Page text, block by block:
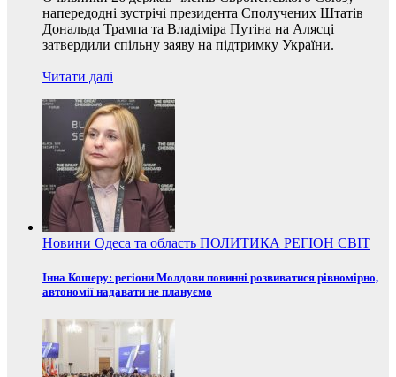
напередодні зустрічі президента Сполучених Штатів
Дональда Трампа та Владіміра Путіна на Алясці
затвердили спільну заяву на підтримку України.
Читати далі
Новини Одеса та область ПОЛИТИКА РЕГІОН СВІТ
Інна Кошеру: регіони Молдови повинні розвиватися рівномірно,
автономії надавати не плануємо